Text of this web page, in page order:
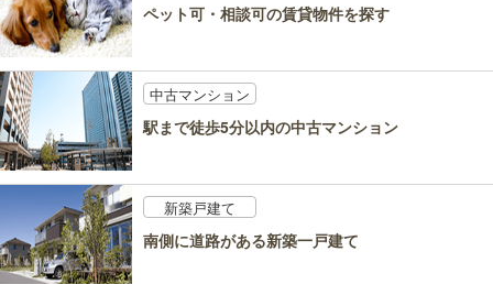
ペット可・相談可の賃貸物件を探す
中古マンション
駅まで徒歩5分以内の中古マンション
新築戸建て
南側に道路がある新築一戸建て